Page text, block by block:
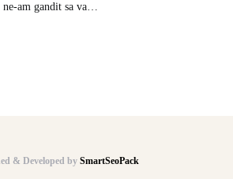
ne-am gandit sa va…
& Developed by SmartSeoPack